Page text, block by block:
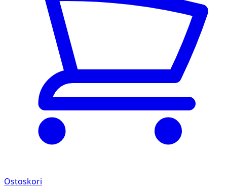
Ostoskori